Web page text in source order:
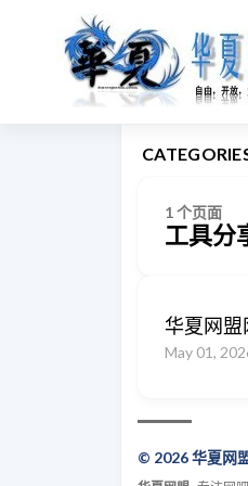
1 个页面
工具分
华夏网盟
May 01,
© 2026 华夏网